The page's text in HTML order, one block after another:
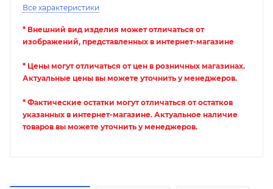
Все характеристики
* Внешний вид изделия может отличаться от
изображений, представленных в интернет-магазине
* Цены могут отличаться от цен в розничных магазинах.
Актуальные цены вы можете уточнить у менеджеров.
* Фактические остатки могут отличаться от остатков
указанных в интернет-магазине. Актуальное наличие
товаров вы можете уточнить у менеджеров.